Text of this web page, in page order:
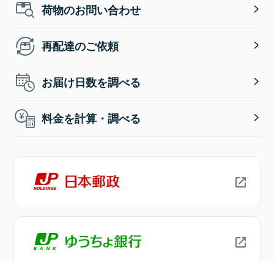
荷物のお問い合わせ
再配達のご依頼
お届け日数を調べる
料金を計算・調べる